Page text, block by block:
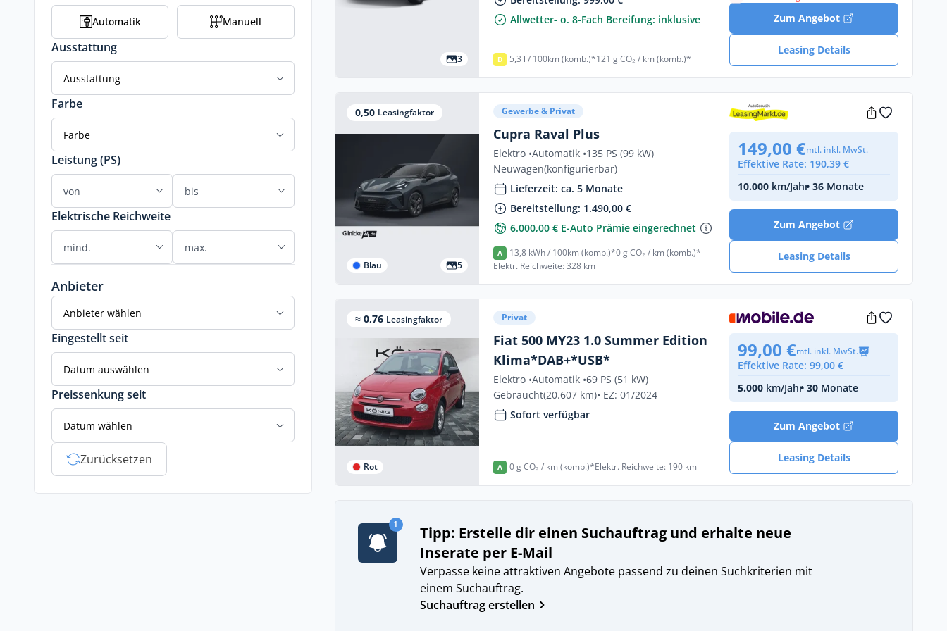
Automatik Manuell
Ausstattung
Ausstattung
Farbe
Farbe
Leistung (PS)
Elektrische Reichweite
Anbieter
Anbieter wählen
Eingestellt seit
Datum auswählen
Preissenkung seit
Datum wählen
Zurücksetzen
3
Allwetter- o. 8-Fach Bereifung: inklusive
D 5,3 l / 100km (komb.)*121 g CO₂ / km (komb.)*
Zum Angebot
Leasing Details
0,50 Leasingfaktor
Blau 5
Gewerbe & Privat
Cupra Raval Plus
Elektro •Automatik •135 PS (99 kW)
Neuwagen(konfigurierbar)
Lieferzeit: ca. 5 Monate
Bereitstellung: 1.490,00 €
6.000,00 € E-Auto Prämie eingerechnet
A 13,8 kWh / 100km (komb.)*0 g CO₂ / km (komb.)*
Elektr. Reichweite: 328 km
149,00 €mtl. inkl. MwSt.
Effektive Rate: 190,39 €
10.000 km/Jahr• 36 Monate
Zum Angebot
Leasing Details
≈ 0,76 Leasingfaktor
Rot
Privat
Fiat 500 MY23 1.0 Summer Edition
Klima*DAB+*USB*
Elektro •Automatik •69 PS (51 kW)
Gebraucht(20.607 km)• EZ: 01/2024
Sofort verfügbar
A 0 g CO₂ / km (komb.)*Elektr. Reichweite: 190 km
99,00 €mtl. inkl. MwSt.
Effektive Rate: 99,00 €
5.000 km/Jahr• 30 Monate
Zum Angebot
Leasing Details
1
Tipp: Erstelle dir einen Suchauftrag und erhalte neue
Inserate per E-Mail
Verpasse keine attraktiven Angebote passend zu deinen Suchkriterien mit
einem Suchauftrag.
Suchauftrag erstellen